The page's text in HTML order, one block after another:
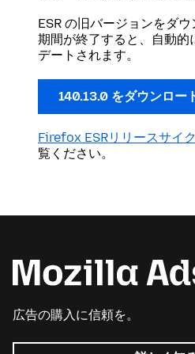
ESR の旧バージョンをダ
期間が終了すると、自動
デートされます。
140.13.0 をダウンロー
Firefox ESRリリースサイ
覧ください。
広告の購入に信頼を。